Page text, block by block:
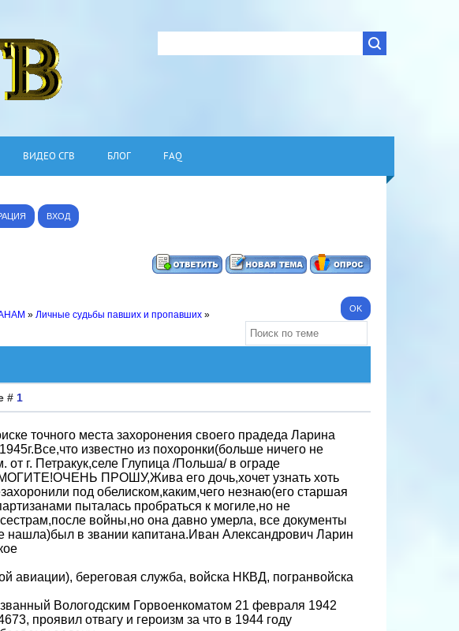
ВИДЕО СГВ БЛОГ FAQ
ВХОД
» Личные судьбы павших и пропавших »
# 1
точного места захоронения своего прадеда Ларина
известно из похоронки(больше ничего не
г. Петракук,селе Глупица /Польша/ в ограде
ПРОШУ,Жива его дочь,хочет узнать хоть
под обелиском,каким,чего незнаю(его старшая
пыталась пробраться к могиле,но не
войны,но она давно умерла, все документы
нашла)был в звании капитана.Иван Александрович Ларин
авиации), береговая служба, войска НКВД, погранвойска
Вологодским Горвоенкоматом 21 февраля 1942
проявил отвагу и героизм за что в 1944 году